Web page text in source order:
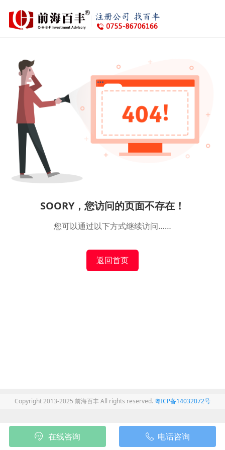
SOORY，您访问的页面不存在！
您可以通过以下方式继续访问……
返回首页
Copyright 2013-2025 前海百丰 All rights reserved. 粤ICP备14032072号
在线咨询 电话咨询